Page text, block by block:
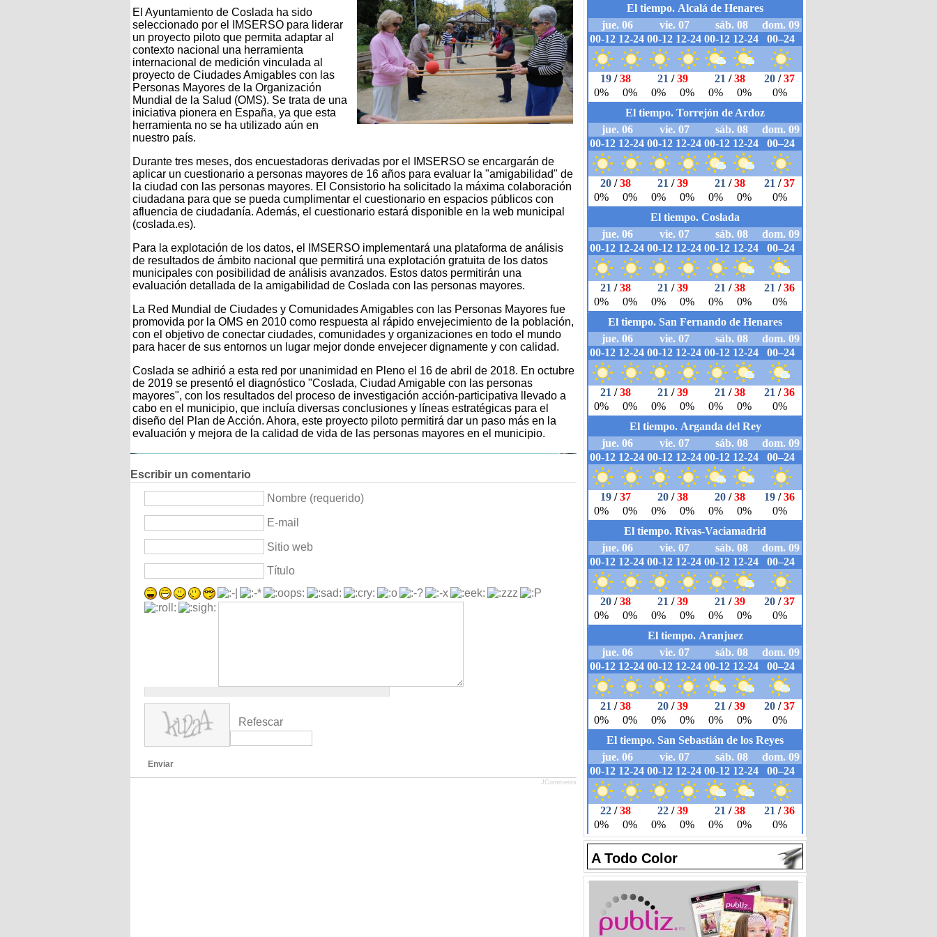
El Ayuntamiento de Coslada ha sido
seleccionado por el IMSERSO para liderar
un proyecto piloto que permita adaptar al
contexto nacional una herramienta
internacional de medición vinculada al
proyecto de Ciudades Amigables con las
Personas Mayores de la Organización
Mundial de la Salud (OMS). Se trata de una
iniciativa pionera en España, ya que esta
herramienta no se ha utilizado aún en
nuestro país.
Durante tres meses, dos encuestadoras derivadas por el IMSERSO se encargarán de
aplicar un cuestionario a personas mayores de 16 años para evaluar la "amigabilidad" de
la ciudad con las personas mayores. El Consistorio ha solicitado la máxima colaboración
ciudadana para que se pueda cumplimentar el cuestionario en espacios públicos con
afluencia de ciudadanía. Además, el cuestionario estará disponible en la web municipal
(coslada.es).
Para la explotación de los datos, el IMSERSO implementará una plataforma de análisis
de resultados de ámbito nacional que permitirá una explotación gratuita de los datos
municipales con posibilidad de análisis avanzados. Estos datos permitirán una
evaluación detallada de la amigabilidad de Coslada con las personas mayores.
La Red Mundial de Ciudades y Comunidades Amigables con las Personas Mayores fue
promovida por la OMS en 2010 como respuesta al rápido envejecimiento de la población,
con el objetivo de conectar ciudades, comunidades y organizaciones en todo el mundo
para hacer de sus entornos un lugar mejor donde envejecer dignamente y con calidad.
Coslada se adhirió a esta red por unanimidad en Pleno el 16 de abril de 2018. En octubre
de 2019 se presentó el diagnóstico "Coslada, Ciudad Amigable con las personas
mayores", con los resultados del proceso de investigación acción-participativa llevado a
cabo en el municipio, que incluía diversas conclusiones y líneas estratégicas para el
diseño del Plan de Acción. Ahora, este proyecto piloto permitirá dar un paso más en la
evaluación y mejora de la calidad de vida de las personas mayores en el municipio.
Escribir un comentario
Nombre (requerido)
E-mail
Sitio web
Título
Refescar
Enviar
JComments
A Todo Color